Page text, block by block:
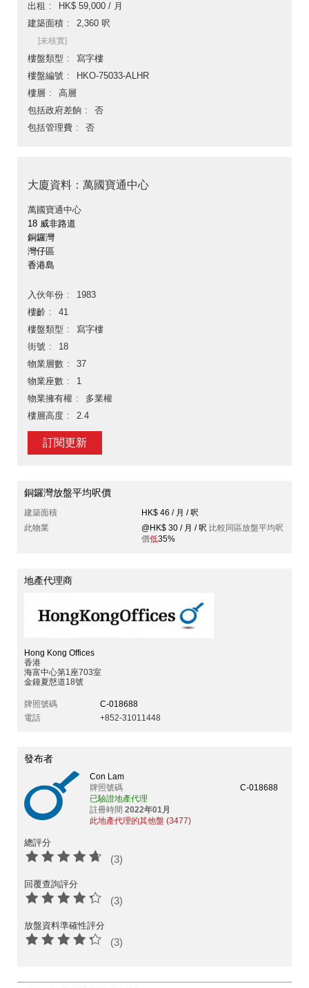
出租
HK$ 59,000 / 月
建築面積
2,360 呎
[未核實]
樓盤類型
寫字樓
樓盤編號
HKO-75033-ALHR
樓層
高層
包括政府差餉
否
包括管理費
否
大廈資料：萬國寶通中心
萬國寶通中心
18 威非路道
銅鑼灣
灣仔區
香港島
入伙年份
1983
樓齡
41
樓盤類型
寫字樓
街號
18
物業層數
37
物業座數
1
物業擁有權
多業權
樓層高度
2.4
訂閱更新
銅鑼灣放盤平均呎價
建築面積
HK$ 46 / 月 / 呎
此物業
@HK$ 30 / 月 / 呎 比較同區放盤平均呎
價低35%
地產代理商
Hong Kong Offices
香港
海富中心第1座703室
金鐘夏慤道18號
牌照號碼
C-018688
電話
+852-31011448
發布者
Con Lam
牌照號碼
C-018688
已驗證地產代理
註冊時間 2022年01月
此地產代理的其他盤 (3477)
總評分
(3)
回覆查詢評分
(3)
放盤資料準確性評分
(3)